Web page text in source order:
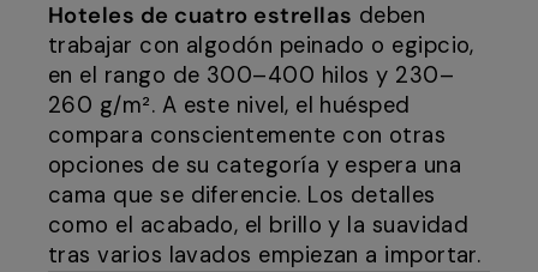
Hoteles de cuatro estrellas deben
trabajar con algodón peinado o egipcio,
en el rango de 300–400 hilos y 230–
260 g/m². A este nivel, el huésped
compara conscientemente con otras
opciones de su categoría y espera una
cama que se diferencie. Los detalles
como el acabado, el brillo y la suavidad
tras varios lavados empiezan a importar.